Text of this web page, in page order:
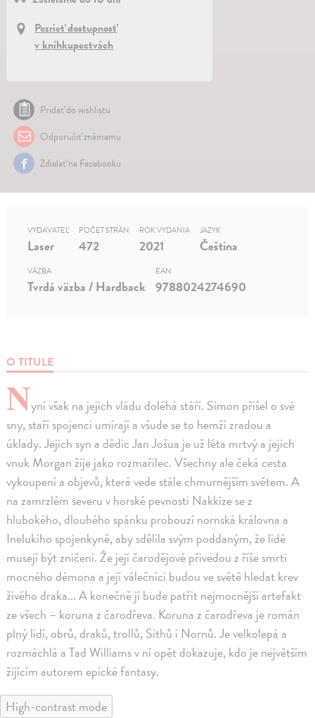
Pozrieť dostupnosť
v kníhkupectvách
Pridať do wishlistu
Odporučiť známemu
Zdielať na Facebooku
O TITULE
Nyní však na jejich vládu doléhá stáří. Simon přišel o své
sny, staří spojenci umírají a všude se to hemží zradou a
úklady. Jejich syn a dědic Jan Jošua je už léta mrtvý a jejich
vnuk Morgan žije jako rozmařilec. Všechny ale čeká cesta
vykoupení a objevů, která vede stále chmurnějším světem. A
na zamrzlém severu v horské pevnosti Nakkize se z
hlubokého, dlouhého spánku probouzí nornská královna a
Inelukiho spojenkyně, aby sdělila svým poddaným, že lidé
musejí být zničeni. Že její čarodějové přivedou z říše smrti
mocného démona a její válečníci budou ve světě hledat krev
živého draka... A konečně jí bude patřit nejmocnější artefakt
ze všech – koruna z čarodřeva. Koruna z čarodřeva je román
plný lidí, obrů, draků, trollů, Sithů i Nornů. Je velkolepá a
rozmáchlá a Tad Williams v ní opět dokazuje, kdo je největším
žijícím autorem epické fantasy.
VYDAVATEĽ
Laser
POČET STRÁN
472
ROK VYDANIA
2021
JAZYK
Čeština
VÄZBA
Tvrdá väzba / Hardback
EAN
9788024274690
High-contrast mode